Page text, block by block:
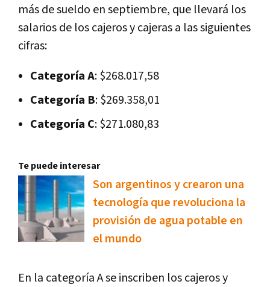
más de sueldo en septiembre, que llevará los
salarios de los cajeros y cajeras a las siguientes
cifras:
Categoría A: $268.017,58
Categoría B: $269.358,01
Categoría C: $271.080,83
Te puede interesar
Son argentinos y crearon una
tecnología que revoluciona la
provisión de agua potable en
el mundo
En la categoría A se inscriben los cajeros y